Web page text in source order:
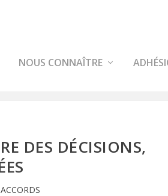
NOUS CONNAÎTRE
DES DÉCISIONS,
ACCORDS